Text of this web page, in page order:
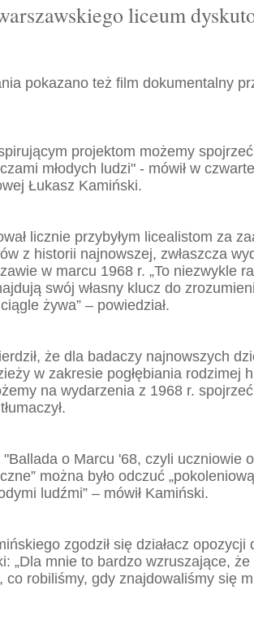
liceum
pokazano też film dokumentalny
projektom możemy
młodych ludzi" - mówił w
Łukasz Kamiński.
licznie przybyłym licealistom za
z historii najnowszej, zwłaszcza
w marcu 1968 r. „To niezwykle
swój własny klucz do
żywa” – powiedział.
że dla badaczy najnowszych
w zakresie pogłębiania rodzimej
na wydarzenia z 1968 r.
o Marcu '68, czyli uczniowie
można było odczuć
ludźmi” – mówił Kamiński.
zgodził się działacz
„Dla mnie to bardzo wzruszające, że
co robiliśmy, gdy znajdowaliśmy się